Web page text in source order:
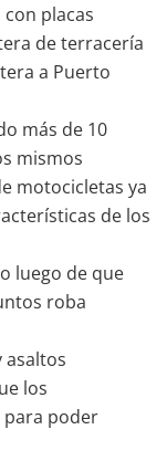
con placas
de terracería
a Puerto
más de 10
mismos
motocicletas ya
de los
luego de que
roba
asaltos
los
para poder